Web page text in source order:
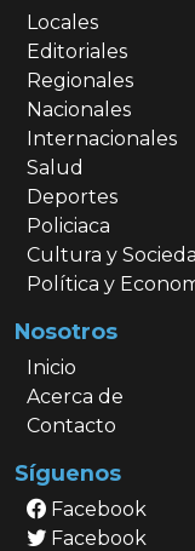
Locales
Editoriales
Regionales
Nacionales
Internacionales
Salud
Deportes
Policiaca
Cultura y
Política y
Nosotros
Inicio
Acerca de
Contacto
Síguenos
Facebook
Facebook